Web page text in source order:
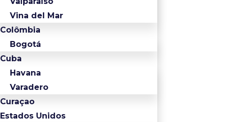
Vina del Mar
Colômbia
Bogotá
Cuba
Havana
Varadero
Curaçao
Estados Unidos